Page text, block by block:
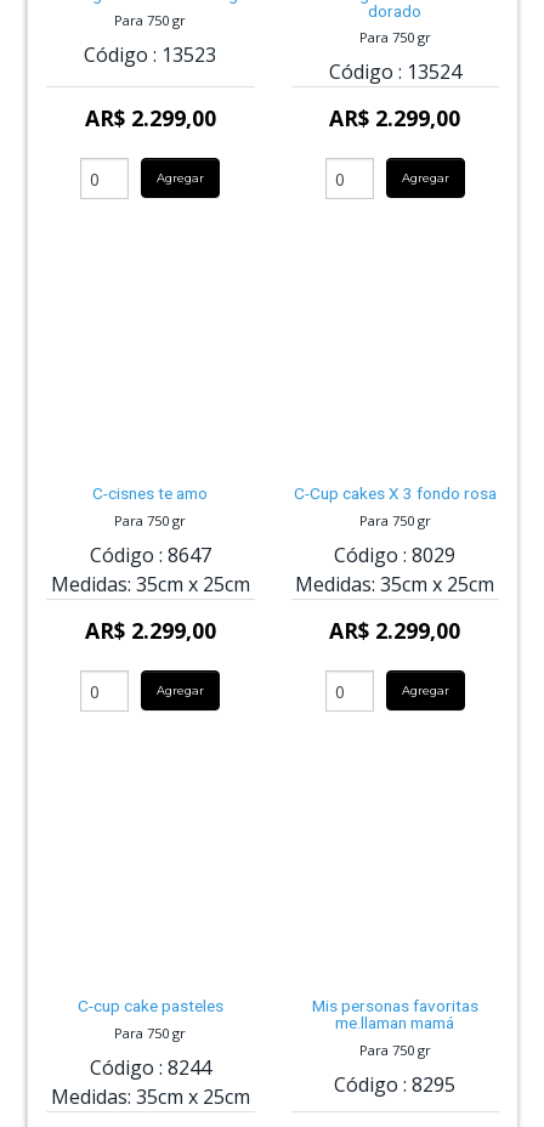
Para 750 gr
Código : 13523
AR$ 2.299,00
Agregar
dorado
Para 750 gr
Código : 13524
AR$ 2.299,00
Agregar
C-cisnes te amo
Para 750 gr
Código : 8647
Medidas: 35cm x 25cm
AR$ 2.299,00
Agregar
C-Cup cakes X 3 fondo rosa
Para 750 gr
Código : 8029
Medidas: 35cm x 25cm
AR$ 2.299,00
Agregar
C-cup cake pasteles
Para 750 gr
Código : 8244
Medidas: 35cm x 25cm
Mis personas favoritas
me.llaman mamá
Para 750 gr
Código : 8295